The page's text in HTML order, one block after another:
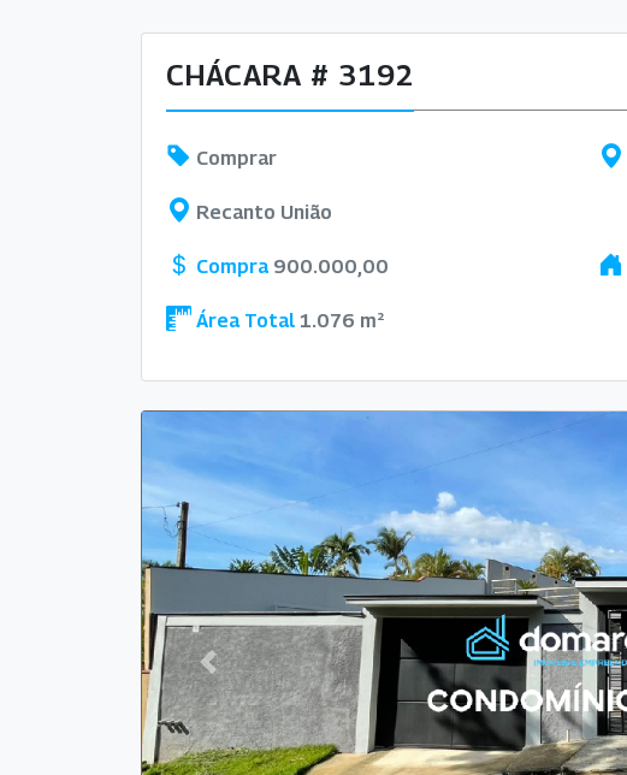
CHÁCARA # 3192
Comprar
Recanto União
Compra 900.000,00
Área Total 1.076 m²
Previous